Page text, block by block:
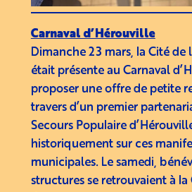
Carnaval d’Hérouville
Dimanche 23 mars, la Cité de
était présente au Carnaval
proposer une offre de petite
travers d’un premier
Secours Populaire
historiquement sur ces
municipales. Le samedi,
structures se retrouvaient à la